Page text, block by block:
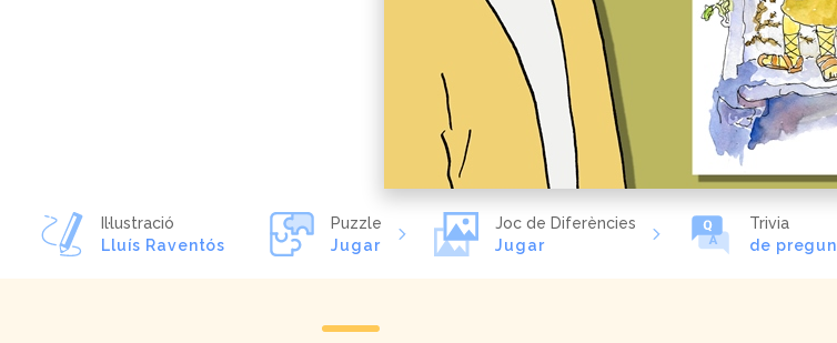
Il·lustració
Lluís Raventós
Puzzle
Jugar
Joc de Diferències
Jugar
Trivia
de